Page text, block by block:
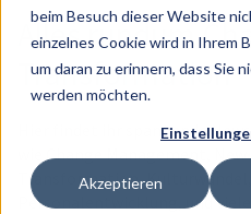
beim Besuch dieser Website
einzelnes Cookie wird in Ihrem
um daran zu erinnern, dass Sie
werden möchten.
Akzeptieren
Alles rundum
Transformation
Hier findet ihr spannende
wie Change Management,
Transformation, Kulturwandel,
Personalentwicklung, und